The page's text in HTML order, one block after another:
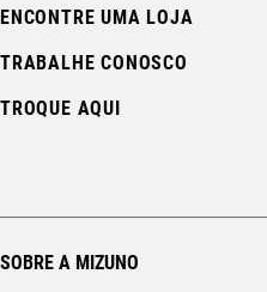
ENCONTRE UMA LOJA
TRABALHE CONOSCO
TROQUE AQUI
SOBRE A MIZUNO